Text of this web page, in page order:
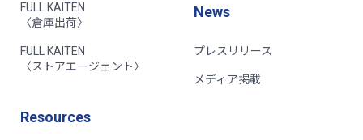
FULL KAITEN
〈倉庫出荷〉
FULL KAITEN
〈ストアエージェント〉
News
プレスリリース
メディア掲載
Resources